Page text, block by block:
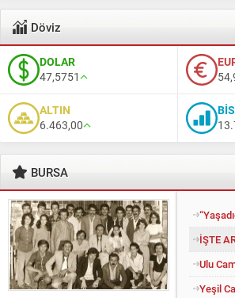
Döviz
DOLAR
47,5751
ALTIN
6.463,00
BURSA
İŞTE
Ulu
Yeşil